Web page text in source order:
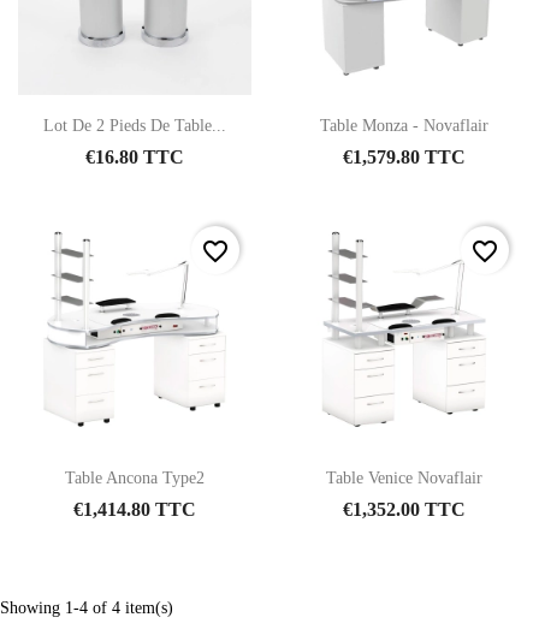
Lot De 2 Pieds De Table...
€16.80 TTC
Table Monza - Novaflair
€1,579.80 TTC
Table Ancona Type2
€1,414.80 TTC
favorite_border
Table Venice Novaflair
€1,352.00 TTC
favorite_border
Showing 1-4 of 4 item(s)